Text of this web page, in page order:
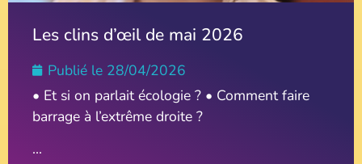
Les clins d’œil de mai 2026
Publié le 28/04/2026
• Et si on parlait écologie ? • Comment faire
barrage à l’extrême droite ?
...